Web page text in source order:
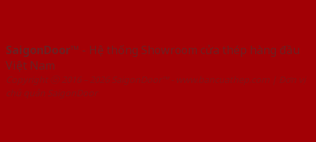
SaigonDoor™ - Hệ thống Showroom cửa thép hàng đầu
Việt Nam
Copyright ⓒ 2016 – 2026 SaigonDoor™ - www.bancuathep.com | Đơn vị
chủ quản SaigonDoor